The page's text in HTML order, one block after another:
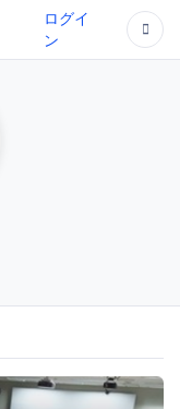
ログイ
ン